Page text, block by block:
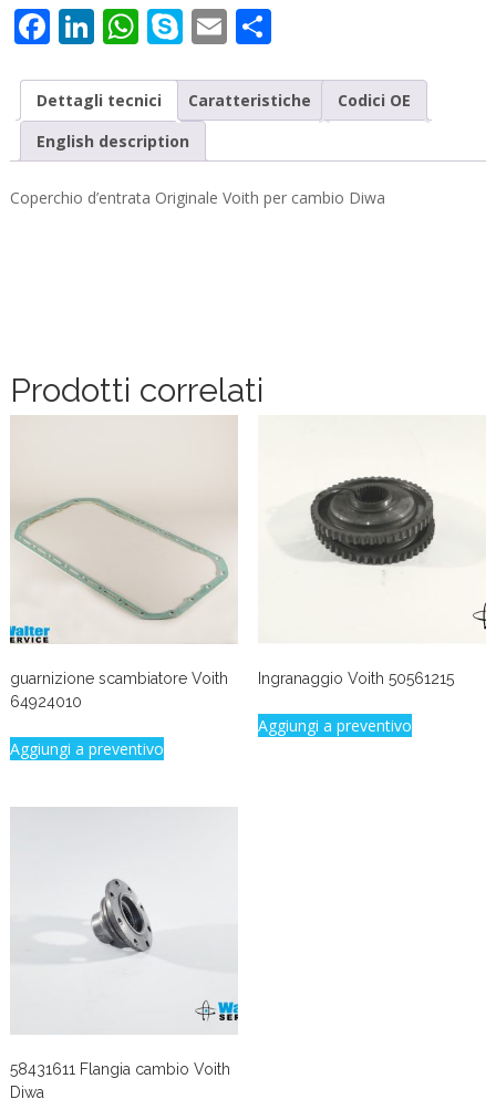
Facebook
LinkedIn
WhatsApp
Skype
EmailCondividi
Dettagli tecnici Caratteristiche
Codici OE
English description
Coperchio d’entrata Originale Voith per cambio Diwa
Prodotti correlati
guarnizione scambiatore Voith
64924010
Aggiungi a preventivo
Ingranaggio Voith 50561215
Aggiungi a preventivo
58431611 Flangia cambio Voith
Diwa